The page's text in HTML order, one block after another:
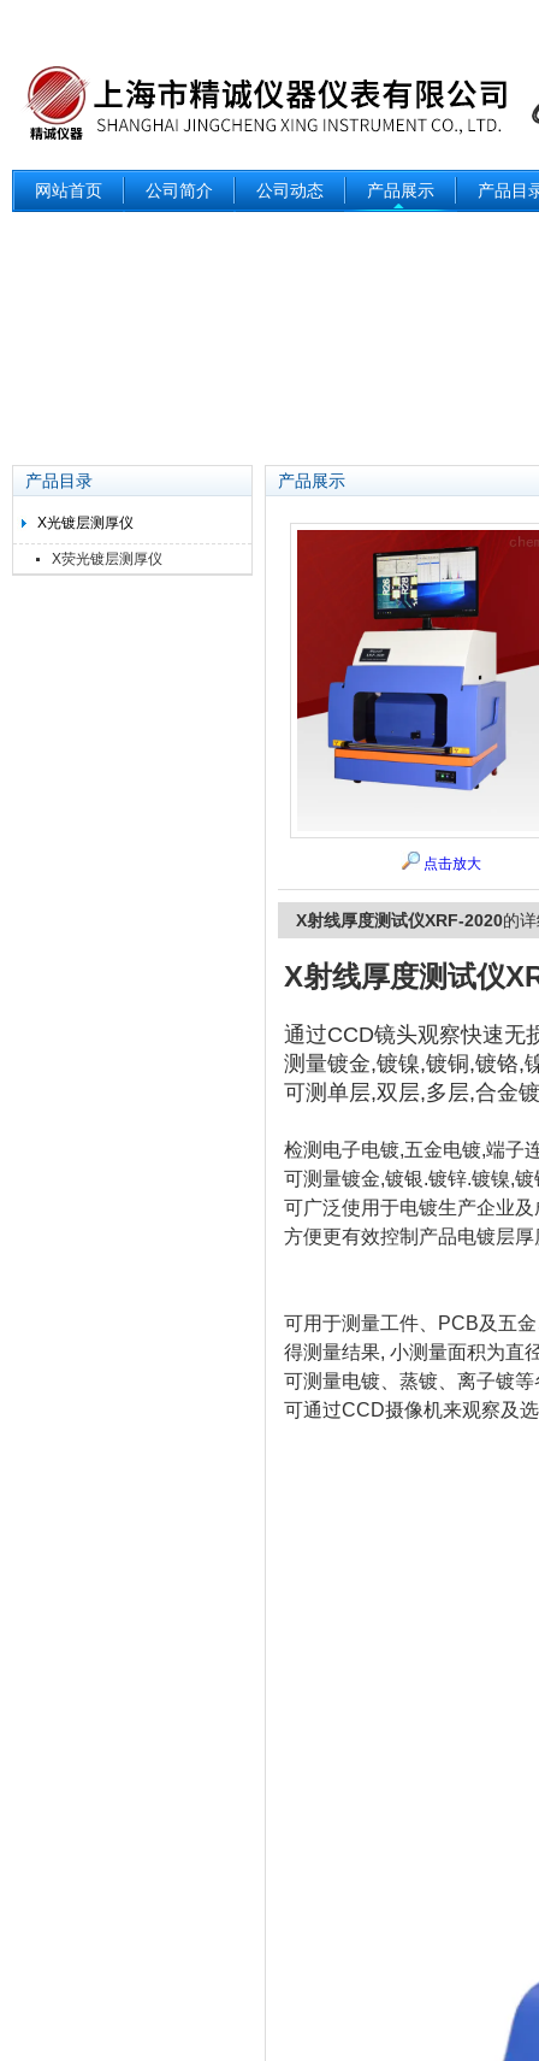
网站首页 公司简介 公司动态 产品展示 产品目
产品目录
X光镀层测厚仪
X荧光镀层测厚仪
产品展示
点击放大
X射线厚度测试仪XRF-2020的
X射线厚度测试仪
通过CCD镜头观察快速无
测量镀金,镀镍,镀铜,镀铬,
可测单层,双层,多层,合金
检测电子电镀,五金电镀,端子
可测量镀金,镀银.镀锌.镀镍,
可广泛使用于电镀生产企业
方便更有效控制产品电镀层
可用于测量工件、PCB及五
得测量结果, 小测量面积为直
可测量电镀、蒸镀、离子镀
可通过CCD摄像机来观察及